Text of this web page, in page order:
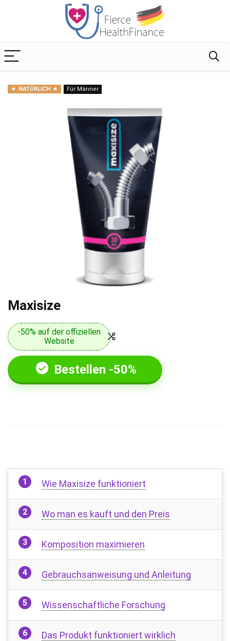
NATÜRLICH Für Männer
Maxisize
-50% auf der offiziellen
Website
Bestellen -50%
Wie Maxisize funktioniert
Wo man es kauft und den Preis
Komposition maximieren
Gebrauchsanweisung und Anleitung
Wissenschaftliche Forschung
Das Produkt funktioniert wirklich